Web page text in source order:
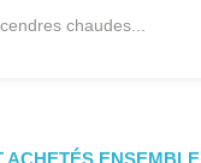
cendres chaudes...